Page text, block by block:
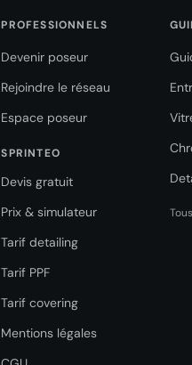
PROFESSIONNELS
Devenir poseur
Rejoindre le réseau
Espace poseur
SPRINTEO
Devis gratuit
Prix & simulateur
Tarif detailing
Tarif PPF
Tarif covering
Mentions légales